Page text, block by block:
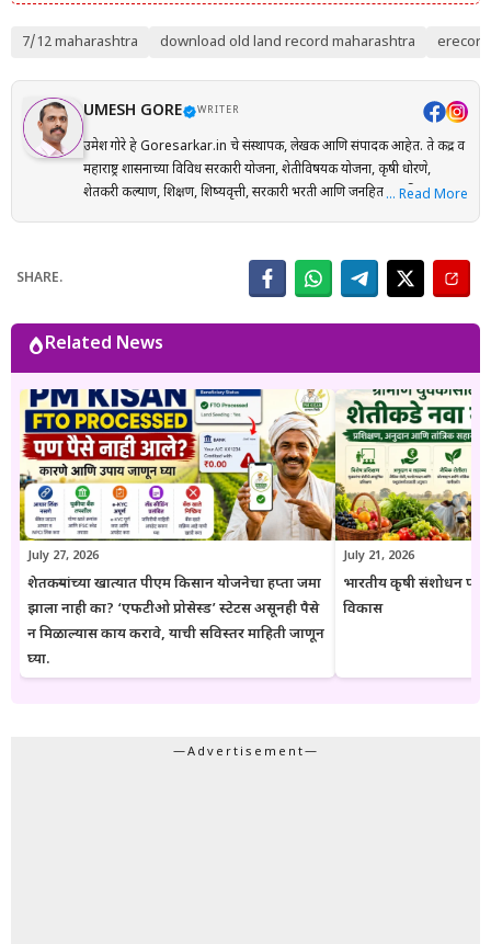
7/12 maharashtra download old land record maharashtra
UMESH GORE WRITER
उमेश गोरे हे Goresarkar.in चे संस्थापक, लेखक आणि संपादक आहेत. ते केंद्र व
महाराष्ट्र शासनाच्या विविध सरकारी योजना, शेतीविषयक योजना, कृषी धोरणे,
शेतकरी कल्याण, शिक्षण, शिष्यवृत्ती, सरकारी भरती आणि जनहिताच्या विषयांवर
आणि संबंधित अधिकृत स्रोतांचा संदर्भ घेऊन माहितीची पडताळणी केली जाते.
वाचकांना अर्ज प्रक्रिया, पात्रता, आवश्यक कागदपत्रे, लाभ, अंतिम मुदत आणि
भर असतो. Goresarkar.in चा उद्देश महाराष्ट्रातील शेतकरी, विद्यार्थी, महिला,
युवक आणि सर्वसामान्य नागरिकांपर्यंत विश्वासार्ह, अद्ययावत आणि उपयुक्त माहिती
पोहोचवणे हा आहे. प्रकाशित माहिती वेळोवेळी अद्ययावत ठेवण्याचा प्रयत्न केला
जातो. अधिकृत निर्णयामध्ये बदल झाल्यास संबंधित लेख देखील अद्ययावत करण्यात
येतात. या संकेतस्थळावरील माहिती ही केवळ जनजागृती आणि मार्गदर्शनाच्या
उद्देशाने प्रकाशित केली जाते. कोणत्याही सरकारी योजनेसाठी अर्ज करण्यापूर्वी
संबंधित विभागाच्या अधिकृत संकेतस्थळावरील माहिती, नियम आणि अटींची
पडताळणी करण्याचा सल्ला दिला जातो.
… Read More
SHARE.
Related News
July 27, 2026
शेतकऱ्यांच्या खात्यात पीएम किसान योजनेचा हप्ता जमा
झाला नाही का? ‘एफटीओ प्रोसेस्ड’ स्टेटस असूनही पैसे
न मिळाल्यास काय करावे, याची सविस्तर माहिती जाणून
घ्या.
July 21, 2026
भारतीय कृषी संशोधन
विकास
—Advertisement—